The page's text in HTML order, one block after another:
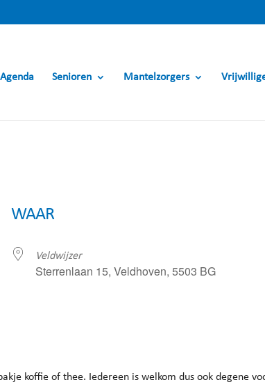
Agenda Senioren Mantelzorgers
WAAR
Veldwijzer
Sterrenlaan 15, Veldhoven, 5503 BG
koffie of thee. Iedereen is welkom dus ook degene